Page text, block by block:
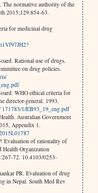
The normative authority of the
2015;129:854-63.
for medicinal drug
Rational use of drugs.
on drug policies.
WHO ethical criteria for
director-general. 1993.
171783/1/EB93_19_eng.pdf
Australian Government
Appendix 1.
Evaluation of rationality of
Organization
72. 10.4103/0253-
PR. Evaluation of drug
in Nepal. South Med Rev